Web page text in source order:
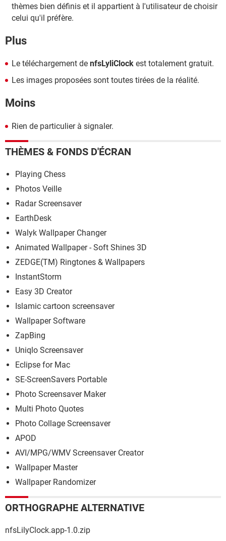
thèmes bien définis et il appartient à l'utilisateur de choisir
celui qu'il préfère.
Plus
Le téléchargement de nfsLyliClock est totalement gratuit.
Les images proposées sont toutes tirées de la réalité.
Moins
Rien de particulier à signaler.
THÈMES & FONDS D'ÉCRAN
Playing Chess
Photos Veille
Radar Screensaver
EarthDesk
Walyk Wallpaper Changer
Animated Wallpaper - Soft Shines 3D
ZEDGE(TM) Ringtones & Wallpapers
InstantStorm
Easy 3D Creator
Islamic cartoon screensaver
Wallpaper Software
ZapBing
Uniqlo Screensaver
Eclipse for Mac
SE-ScreenSavers Portable
Photo Screensaver Maker
Multi Photo Quotes
Photo Collage Screensaver
APOD
AVI/MPG/WMV Screensaver Creator
Wallpaper Master
Wallpaper Randomizer
ORTHOGRAPHE ALTERNATIVE
nfsLilyClock.app-1.0.zip